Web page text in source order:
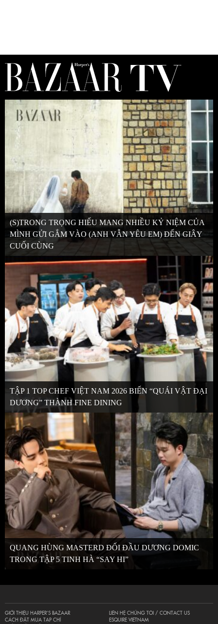
(S)TRONG TRỌNG HIẾU MANG NHIỀU KỶ NIỆM CỦA
MÌNH GỬI GẮM VÀO (ANH VẪN YÊU EM) ĐẾN GIÂY
CUỐI CÙNG
TẬP 1 TOP CHEF VIỆT NAM 2026 BIẾN “QUÁI VẬT ĐẠI
DƯƠNG” THÀNH FINE DINING
QUANG HÙNG MASTERD ĐỐI ĐẦU DƯƠNG DOMIC
TRONG TẬP 5 TINH HÀ “SAY HI”
GIỚI THIỆU HARPER’S BAZAAR
CÁCH ĐẶT MUA TẠP CHÍ
LIÊN HỆ CHÚNG TÔI / CONTACT US
ESQUIRE VIETNAM